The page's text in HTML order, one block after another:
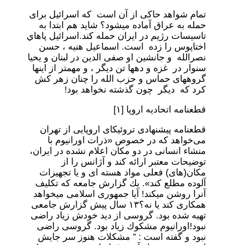
تمام شواهد حاكى از آن است كه اسرائیل براى
حمله به عراق آماده ميشود؟ شايد هم ابتدا به
تاسيسات رژيم در ايران حمله كند.اسرائيل پاهاي
اختاپوس را زده است. اسماعيل هنيه ، حسن
نصرالله و جانشين او صفى الدين در لبنان و يحيا
سنوار در غزه و دهها تن ديگر ، و مهمتر از اينها
گروههاى حماس و حزب الله را چنان زهر كش
كرد كه ديگر چون گذشته نخواهد بود!
قطعنامه اتحاديه اروپا [١]
قطعنامه پیشنهادی تروئیکای اروپایی از تهران
می‌خواهد که در خصوص «ذرات اورانیوم با
منشاء انسانی در دو مکان اعلام نشده در ایران،
توضیحات معتبر ارائه کند و آژانس را از
مکان(های) فعلی مواد هسته ای و یا تجهیزات
آلوده مطلع کند». يك گزارش جامعه كه تكليف
آنرا روشن ميكند! آيا جمهورى اسلامى ميخواهد
همكارى كند يا نه؟١٣ سال پيش گزارش جامعى
تهيه شده بود. گروسى از ديد خودش زياد راضى
نبود!اورانيوم مشكوك زياد بود. گروسى راضى
نبود و گفته است : ” مشكلات هنوز سر جايش